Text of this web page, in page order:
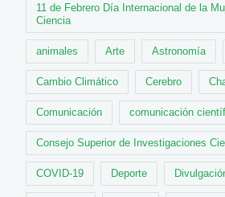
11 de Febrero Día Internacional de la
Ciencia
animales Arte Astronomía
Cambio Climático Cerebro
Comunicación comunicación
Consejo Superior de Investigaciones
COVID-19 Deporte